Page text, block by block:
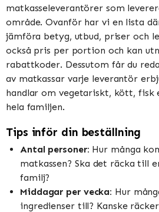
matkasseleverantörer som
område. Ovanför har vi en lista
jämföra betyg, utbud, priser och
också pris per portion och kan
rabattkoder. Dessutom får du
av matkassar varje leverantör
handlar om vegetariskt, kött, fisk
hela familjen.
Tips inför din beställning
Antal personer: Hur många
matkassen? Ska det räcka till
familj?
Middagar per vecka: Hur
ingredienser till? Kanske